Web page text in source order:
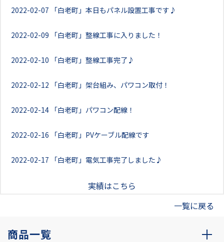
2022-02-07 「白老町」本日もパネル設置工事です♪
2022-02-09 「白老町」整線工事に入りました！
2022-02-10 「白老町」整線工事完了♪
2022-02-12 「白老町」架台組み、パワコン取付！
2022-02-14 「白老町」パワコン配線！
2022-02-16 「白老町」PVケーブル配線です
2022-02-17 「白老町」電気工事完了しました♪
実績はこちら
一覧に戻る
商品一覧